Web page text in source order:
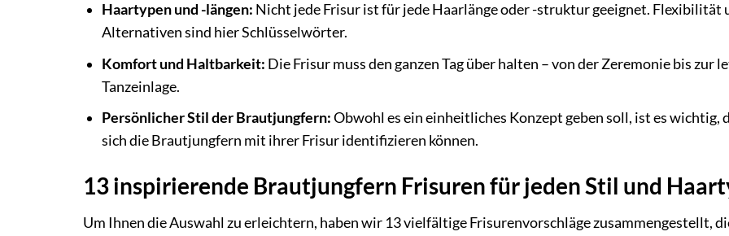
Haartypen und -längen: Nicht jede Frisur ist für jede Haarlänge oder -struktur geeignet. Flexibilität
Alternativen sind hier Schlüsselwörter.
Komfort und Haltbarkeit: Die Frisur muss den ganzen Tag über halten – von der Zeremonie bis zur
Tanzeinlage.
Persönlicher Stil der Brautjungfern:Obwohl es ein einheitliches Konzept geben soll, ist es wichtig,
sich die Brautjungfern mit ihrer Frisur identifizieren können.
13 inspirierende Brautjungfern Frisuren für jeden Stil und
Um Ihnen die Auswahl zu erleichtern, haben wir 13 vielfältige Frisurenvorschläge zusammengestellt,